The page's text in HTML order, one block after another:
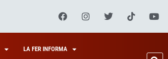
LA FER INFORMA